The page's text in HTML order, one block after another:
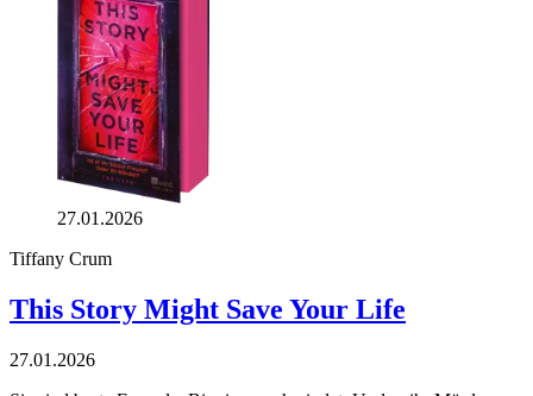
27.01.2026
Tiffany Crum
This Story Might Save Your Life
27.01.2026